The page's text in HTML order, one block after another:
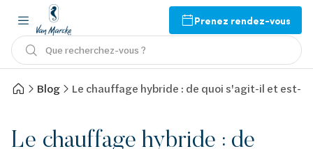
Prenez rendez-vous
Que recherchez-vous ?
Blog Le chauffage hybride : de quoi s'agit-il et est-
Le chauffage hybride : de